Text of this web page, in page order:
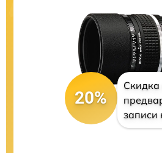
20%
Скидка
записи